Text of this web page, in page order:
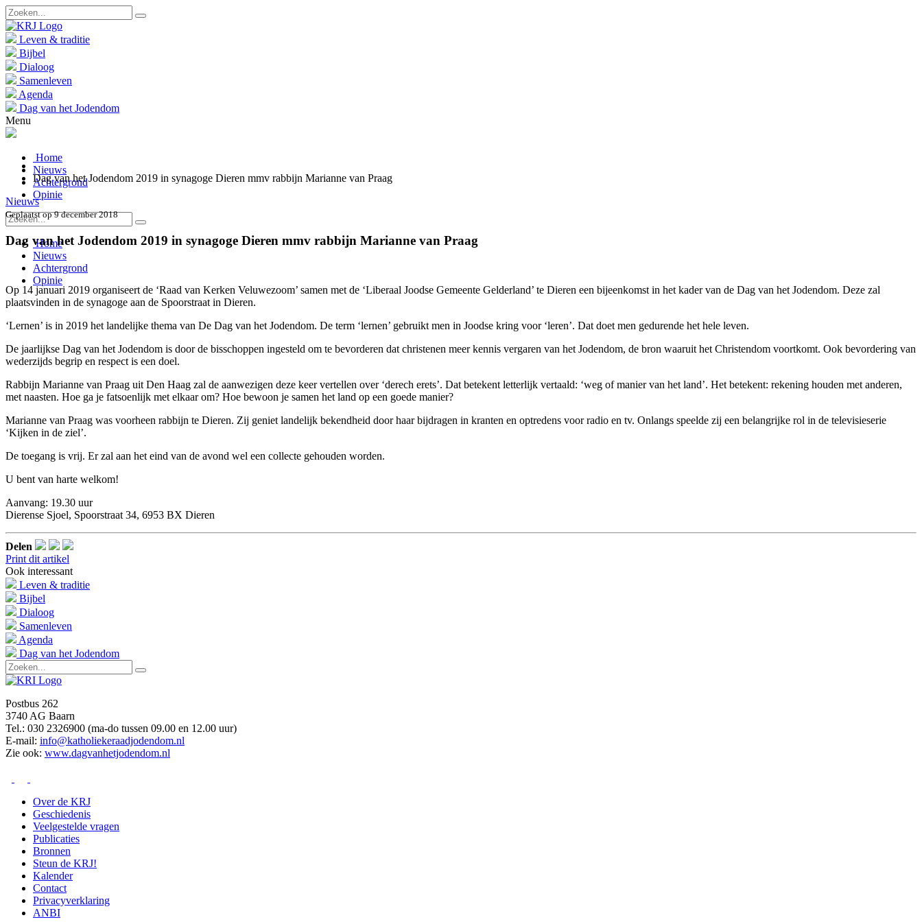
Leven & traditie
Bijbel
Dialoog
Samenleven
Agenda
Dag van het Jodendom
Menu
Home
Nieuws
Achtergrond
Opinie
Home
Nieuws
Achtergrond
Opinie
Dag van het Jodendom 2019 in synagoge Dieren mmv rabbijn Marianne van Praag
Nieuws
Geplaatst op 9 december 2018
Dag van het Jodendom 2019 in synagoge Dieren mmv rabbijn Marianne van Praag
Op 14 januari 2019 organiseert de ‘Raad van Kerken Veluwezoom’ samen met de ‘Liberaal Joodse Gemeente Gelderland’ te Dieren een bijeenkomst in het kader van de Dag van het Jodendom. Deze zal
plaatsvinden in de synagoge aan de Spoorstraat in Dieren.
‘Lernen’ is in 2019 het landelijke thema van De Dag van het Jodendom. De term ‘lernen’ gebruikt men in Joodse kring voor ‘leren’. Dat doet men gedurende het hele leven.
De jaarlijkse Dag van het Jodendom is door de bisschoppen ingesteld om te bevorderen dat christenen meer kennis vergaren van het Jodendom, de bron waaruit het Christendom voortkomt. Ook bevordering van
wederzijds begrip en respect is een doel.
Rabbijn Marianne van Praag uit Den Haag zal de aanwezigen deze keer vertellen over ‘derech erets’. Dat betekent letterlijk vertaald: ‘weg of manier van het land’. Het betekent: rekening houden met anderen,
met naasten. Hoe ga je fatsoenlijk met elkaar om? Hoe bewoon je samen het land op een goede manier?
Marianne van Praag was voorheen rabbijn te Dieren. Zij geniet landelijk bekendheid door haar bijdragen in kranten en optredens voor radio en tv. Onlangs speelde zij een belangrijke rol in de televisieserie
‘Kijken in de ziel’.
De toegang is vrij. Er zal aan het eind van de avond wel een collecte gehouden worden.
U bent van harte welkom!
Aanvang: 19.30 uur
Dierense Sjoel, Spoorstraat 34, 6953 BX Dieren
Delen
Print dit artikel
Ook interessant
Leven & traditie
Bijbel
Dialoog
Samenleven
Agenda
Dag van het Jodendom
Postbus 262
3740 AG Baarn
Tel.: 030 2326900 (ma-do tussen 09.00 en 12.00 uur)
E-mail: info@katholiekeraadjodendom.nl
Zie ook: www.dagvanhetjodendom.nl
Over de KRJ
Geschiedenis
Veelgestelde vragen
Publicaties
Bronnen
Steun de KRJ!
Kalender
Contact
Privacyverklaring
ANBI